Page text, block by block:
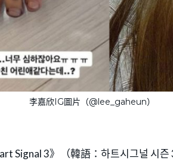
李嘉欣IG圖片（@lee_gaheun）
Signal 3》（韓語：하트시그널 시